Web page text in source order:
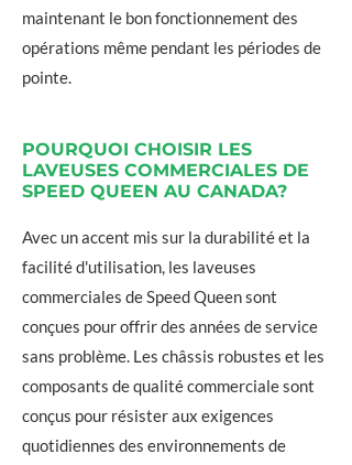
maintenant le bon fonctionnement des
opérations même pendant les périodes de
pointe.
POURQUOI CHOISIR LES
LAVEUSES COMMERCIALES DE
SPEED QUEEN AU CANADA?
Avec un accent mis sur la durabilité et la
facilité d'utilisation, les laveuses
commerciales de Speed Queen sont
conçues pour offrir des années de service
sans problème. Les châssis robustes et les
composants de qualité commerciale sont
conçus pour résister aux exigences
quotidiennes des environnements de